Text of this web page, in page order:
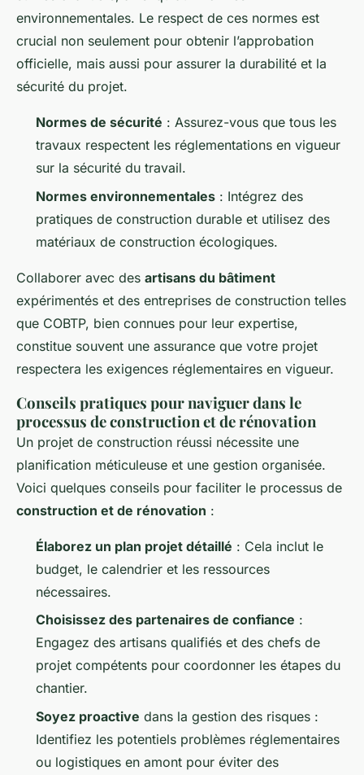
environnementales. Le respect de ces normes est
crucial non seulement pour obtenir l’approbation
officielle, mais aussi pour assurer la durabilité et la
sécurité du projet.
Normes de sécurité : Assurez-vous que tous les
travaux respectent les réglementations en vigueur
sur la sécurité du travail.
Normes environnementales : Intégrez des
pratiques de construction durable et utilisez des
matériaux de construction écologiques.
Collaborer avec des artisans du bâtiment
expérimentés et des entreprises de construction telles
que COBTP, bien connues pour leur expertise,
constitue souvent une assurance que votre projet
respectera les exigences réglementaires en vigueur.
Conseils pratiques pour naviguer dans le
processus de construction et de rénovation
Un projet de construction réussi nécessite une
planification méticuleuse et une gestion organisée.
Voici quelques conseils pour faciliter le processus de
construction et de rénovation :
Élaborez un plan projet détaillé : Cela inclut le
budget, le calendrier et les ressources
nécessaires.
Choisissez des partenaires de confiance :
Engagez des artisans qualifiés et des chefs de
projet compétents pour coordonner les étapes du
chantier.
Soyez proactive dans la gestion des risques :
Identifiez les potentiels problèmes réglementaires
ou logistiques en amont pour éviter des